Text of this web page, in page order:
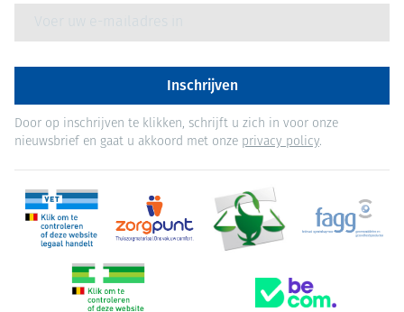
Inschrijven
Door op inschrijven te klikken, schrijft u zich in voor onze
nieuwsbrief en gaat u akkoord met onze privacy policy.